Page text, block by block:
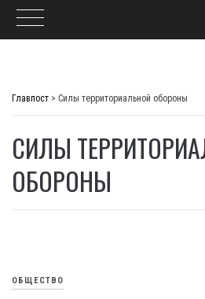
Главпост > Силы территориальной обороны
СИЛЫ
ОБОРОНЫ
ОБЩЕСТВО